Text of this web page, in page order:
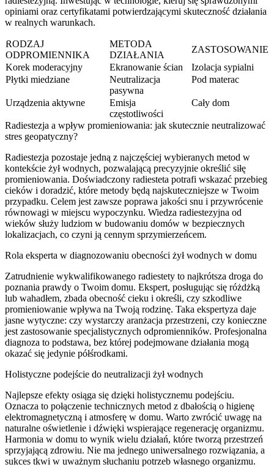
opiniami oraz certyfikatami potwierdzającymi skuteczność działania
w realnych warunkach.
RODZAJ
ODPROMIENNIKA
METODA
DZIAŁANIA
ZASTOSOWANIE
Korek moderacyjny
Ekranowanie ścian
Izolacja sypialni
Płytki miedziane
Neutralizacja
pasywna
Pod materac
Urządzenia aktywne
Emisja
częstotliwości
Cały dom
Radiestezja a wpływ promieniowania: jak skutecznie neutralizować
stres geopatyczny?
Radiestezja pozostaje jedną z najczęściej wybieranych metod w
kontekście żył wodnych, pozwalającą precyzyjnie określić siłę
promieniowania. Doświadczony radiesteta potrafi wskazać przebieg
cieków i doradzić, które metody będą najskuteczniejsze w Twoim
przypadku. Celem jest zawsze poprawa jakości snu i przywrócenie
równowagi w miejscu wypoczynku. Wiedza radiestezyjna od
wieków służy ludziom w budowaniu domów w bezpiecznych
lokalizacjach, co czyni ją cennym sprzymierzeńcem.
Rola eksperta w diagnozowaniu obecności żył wodnych w domu
Zatrudnienie wykwalifikowanego radiestety to najkrótsza droga do
poznania prawdy o Twoim domu. Ekspert, posługując się różdżką
lub wahadłem, zbada obecność cieku i określi, czy szkodliwe
promieniowanie wpływa na Twoją rodzinę. Taka ekspertyza daje
jasne wytyczne: czy wystarczy aranżacja przestrzeni, czy konieczne
jest zastosowanie specjalistycznych odpromienników. Profesjonalna
diagnoza to podstawa, bez której podejmowane działania mogą
okazać się jedynie półśrodkami.
Holistyczne podejście do neutralizacji żył wodnych
Najlepsze efekty osiąga się dzięki holistycznemu podejściu.
Oznacza to połączenie technicznych metod z dbałością o higienę
elektromagnetyczną i atmosferę w domu. Warto zwrócić uwagę na
naturalne oświetlenie i dźwięki wspierające regenerację organizmu.
Harmonia w domu to wynik wielu działań, które tworzą przestrzeń
sprzyjającą zdrowiu. Nie ma jednego uniwersalnego rozwiązania, a
sukces tkwi w uważnym słuchaniu potrzeb własnego organizmu.